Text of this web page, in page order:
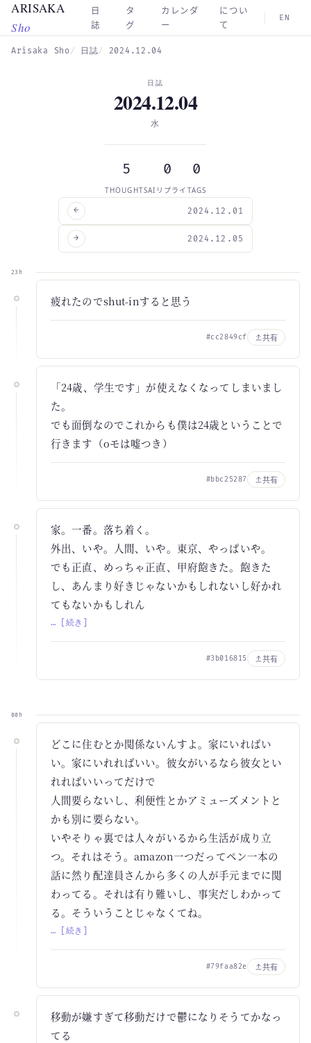
Skip to main content
ARISAKA
Sho
日
誌
タ
グ
カレンダ
ー
につい
て
EN
Arisaka Sho 日誌 2024.12.04
← 2024.12.01
日誌
2024.12.04
水
5
THOUGHTS
0
AIリプライ
0
TAGS
2024.12.05
→
23h
疲れたのでshut-inすると思う
#cc2849cf 共有
「24歳、学生です」が使えなくなってしまいまし
た。
でも面倒なのでこれからも僕は24歳ということで
行きます（oモは嘘つき）
#bbc25287 共有
家。一番。落ち着く。
外出、いや。人間、いや。東京、やっぱいや。
でも正直、めっちゃ正直、甲府飽きた。飽きた
し、あんまり好きじゃないかもしれないし好かれ
てもないかもしれん
… [続き]
#3b016815 共有
00h
どこに住むとか関係ないんすよ。家にいればい
い。家にいれればいい。彼女がいるなら彼女とい
れればいいってだけで
人間要らないし、利便性とかアミューズメントと
かも別に要らない。
いやそりゃ裏では人々がいるから生活が成り立
つ。それはそう。amazon一つだってペン一本の
話に然り配達員さんから多くの人が手元までに関
わってる。それは有り難いし、事実だしわかって
る。そういうことじゃなくてね。
… [続き]
#79faa82e 共有
移動が嫌すぎて移動だけで鬱になりそうてかなっ
てる